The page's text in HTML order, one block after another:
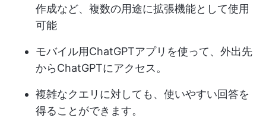
作成など、複数の用途に拡張機能として使用
可能
モバイル用ChatGPTアプリを使って、外出先
からChatGPTにアクセス。
複雑なクエリに対しても、使いやすい回答を
得ることができます。